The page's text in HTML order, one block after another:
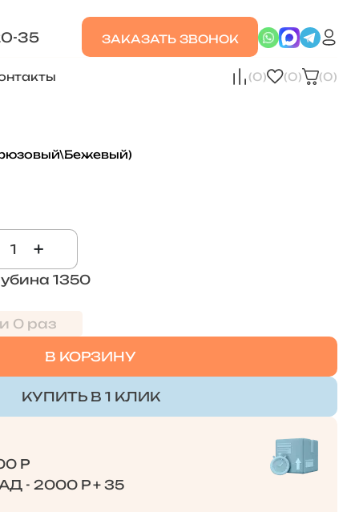
35 ЗАКАЗАТЬ ЗВОНОК
(0) (0) (0)
+
1350
0 раз
В КОРЗИНУ
КУПИТЬ В 1 КЛИК
Р
- 2000 Р + 35